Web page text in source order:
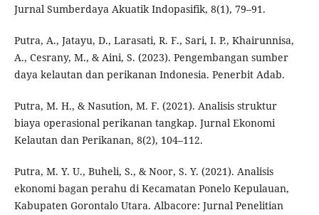
Jurnal Sumberdaya Akuatik Indopasifik, 8(1), 79–91.
Putra, A., Jatayu, D., Larasati, R. F., Sari, I. P., Khairunnisa,
A., Cesrany, M., & Aini, S. (2023). Pengembangan sumber
daya kelautan dan perikanan Indonesia. Penerbit Adab.
Putra, M. H., & Nasution, M. F. (2021). Analisis struktur
biaya operasional perikanan tangkap. Jurnal Ekonomi
Kelautan dan Perikanan, 8(2), 104–112.
Putra, M. Y. U., Buheli, S., & Noor, S. Y. (2021). Analisis
ekonomi bagan perahu di Kecamatan Ponelo Kepulauan,
Kabupaten Gorontalo Utara. Albacore: Jurnal Penelitian